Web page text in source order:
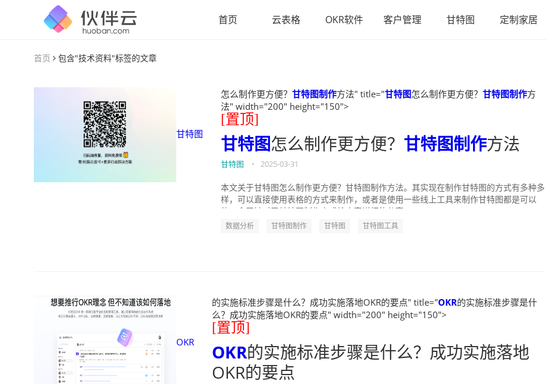
首页 云表格 OKR软件 客户管理 甘特图 定制家居
首页 包含"技术资料"标签的文章
甘特图
怎么制作更方便？ 甘特图制作方法" title="甘特图怎么制作更方便？ 甘特图制作方
法" width="200" height="150">
[置顶]
甘特图怎么制作更方便？ 甘特图制作方法
甘特图 • 2025-03-31
本文关于甘特图怎么制作更方便？甘特图制作方法。其实现在制作甘特图的方式有多种多
样，可以直接使用表格的方式来制作，或者是使用一些线上工具来制作甘特图都是可以
数据分析 甘特图制作 甘特图 甘特图工具
OKR
的实施标准步骤是什么？成功实施落地OKR的要点" title="OKR的实施标准步骤是什
么？成功实施落地OKR的要点" width="200" height="150">
[置顶]
OKR的实施标准步骤是什么？成功实施落地
OKR的要点